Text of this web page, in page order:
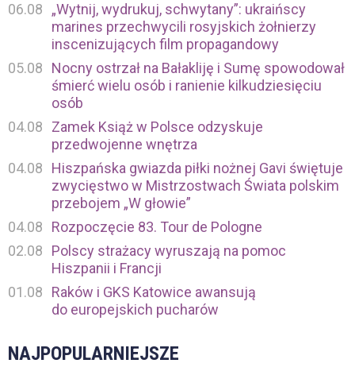
06.08
„Wytnij, wydrukuj, schwytany”: ukraińscy
marines przechwycili rosyjskich żołnierzy
inscenizujących film propagandowy
05.08
Nocny ostrzał na Bałakliję i Sumę spowodował
śmierć wielu osób i ranienie kilkudziesięciu
osób
04.08
Zamek Książ w Polsce odzyskuje
przedwojenne wnętrza
04.08
Hiszpańska gwiazda piłki nożnej Gavi świętuje
zwycięstwo w Mistrzostwach Świata polskim
przebojem „W głowie”
04.08
Rozpoczęcie 83. Tour de Pologne
02.08
Polscy strażacy wyruszają na pomoc
Hiszpanii i Francji
01.08
Raków i GKS Katowice awansują
do europejskich pucharów
NAJPOPULARNIEJSZE